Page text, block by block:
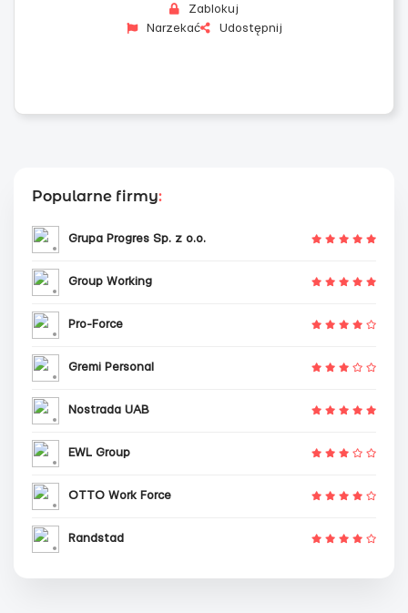
Zablokuj
Narzekać
Udostępnij
Popularne firmy:
Grupa Progres Sp. z o.o.
Group Working
Pro-Force
Gremi Personal
Nostrada UAB
EWL Group
OTTO Work Force
Randstad